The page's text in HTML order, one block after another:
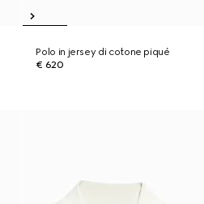
Polo in jersey di cotone piqué
€ 620